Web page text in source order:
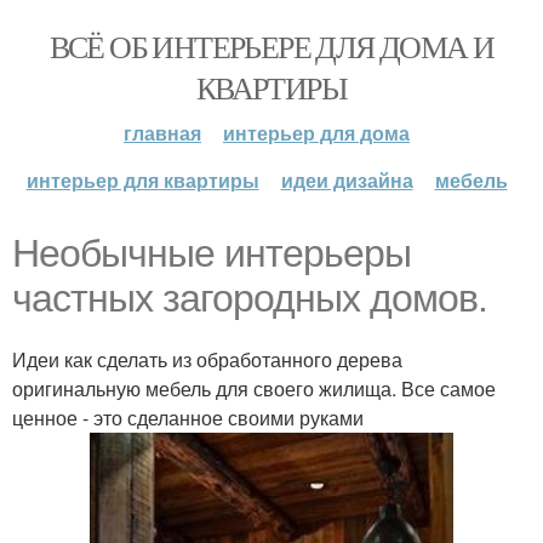
ВСЁ ОБ ИНТЕРЬЕРЕ ДЛЯ ДОМА И
КВАРТИРЫ
главная
интерьер для дома
интерьер для квартиры
идеи дизайна мебель
Необычные интерьеры
частных загородных домов.
Идеи как сделать из обработанного дерева
оригинальную мебель для своего жилища. Все самое
ценное - это сделанное своими руками